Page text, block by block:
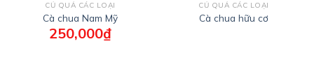
CỦ QUẢ CÁC LOẠI
Cà chua Nam Mỹ
250,000₫
CỦ QUẢ CÁC LOẠI
Cà chua hữu cơ